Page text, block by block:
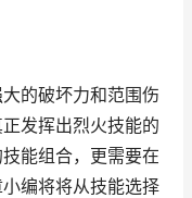
的破坏力和范围伤
发挥出烈火技能的
能组合，更需要在
编将将从技能选择